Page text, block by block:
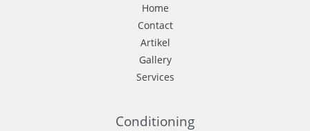
Home
Contact
Artikel
Gallery
Services
Conditioning